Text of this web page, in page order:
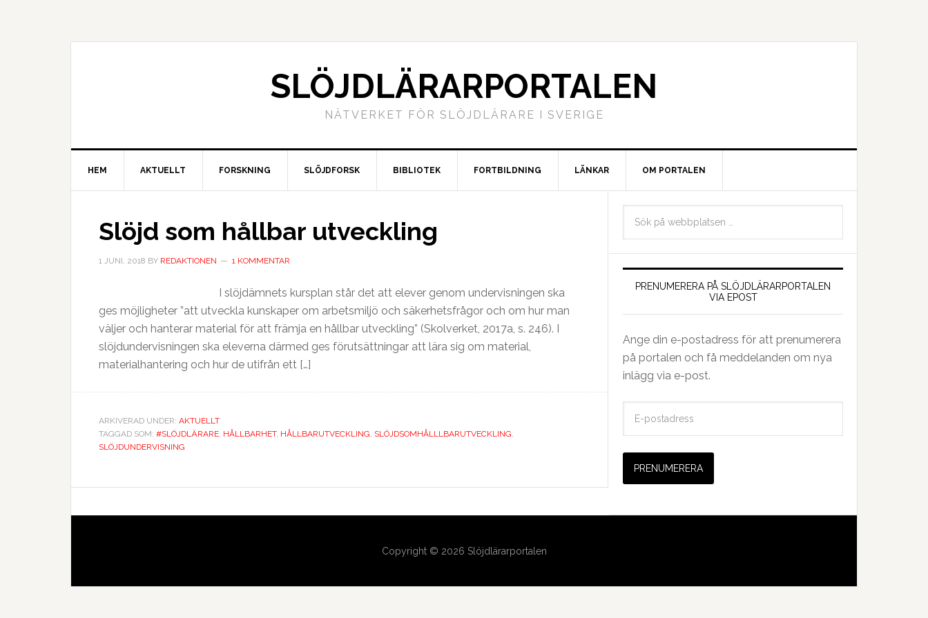
SLÖJDLÄRARPORTALEN
NÄTVERKET FÖR SLÖJDLÄRARE I SVERIGE
HEM AKTUELLT FORSKNING SLÖJDFORSK BIBLIOTEK FORTBILDNING LÄNKAR OM PORTALEN
Slöjd som hållbar utveckling
1 JUNI, 2018 BY REDAKTIONEN 1 KOMMENTAR
I slöjdämnets kursplan står det att elever genom undervisningen ska
ges möjligheter ”att utveckla kunskaper om arbetsmiljö och säkerhetsfrågor och om hur man
väljer och hanterar material för att främja en hållbar utveckling” (Skolverket, 2017a, s. 246). I
slöjdundervisningen ska eleverna därmed ges förutsättningar att lära sig om material,
materialhantering och hur de utifrån ett […]
ARKIVERAD UNDER: AKTUELLT
TAGGAD SOM: #SLÖJDLÄRARE, HÅLLBARHET, HÅLLBARUTVECKLING, SLÖJDSOMHÅLLLBARUTVECKLING,
SLÖJDUNDERVISNING
PRENUMERERA PÅ SLÖJDLÄRARPORTALEN
VIA EPOST
Ange din e-postadress för att prenumerera
på portalen och få meddelanden om nya
inlägg via e-post.
s
a
s
Copyright © 2026 Slöjdlärarportalen